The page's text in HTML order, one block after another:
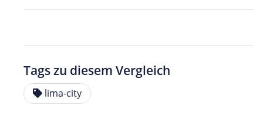
Tags zu diesem Vergleich
lima-city